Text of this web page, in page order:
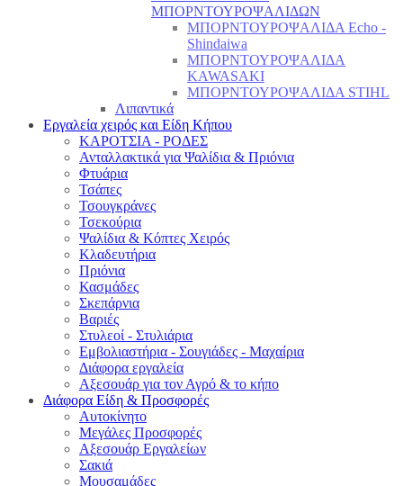
ΜΠΟΡΝΤΟΥΡΟΨΑΛΙΔΩΝ
ΜΠΟΡΝΤΟΥΡΟΨΑΛΙΔΑ Echo -
Shindaiwa
ΜΠΟΡΝΤΟΥΡΟΨΑΛΙΔΑ
KAWASAKI
ΜΠΟΡΝΤΟΥΡΟΨΑΛΙΔΑ STIHL
Λιπαντικά
Εργαλεία χειρός και Είδη Κήπου
ΚΑΡΟΤΣΙΑ - ΡΟΔΕΣ
Ανταλλακτικά για Ψαλίδια & Πριόνια
Φτυάρια
Τσάπες
Τσουγκράνες
Τσεκούρια
Ψαλίδια & Κόπτες Χειρός
Κλαδευτήρια
Πριόνια
Κασμάδες
Σκεπάρνια
Βαριές
Στυλεοί - Στυλιάρια
Εμβολιαστήρια - Σουγιάδες - Μαχαίρια
Διάφορα εργαλεία
Αξεσουάρ για τον Αγρό & το κήπο
Διάφορα Είδη & Προσφορές
Αυτοκίνητο
Μεγάλες Προσφορές
Αξεσουάρ Εργαλείων
Σακιά
Μουσαμάδες